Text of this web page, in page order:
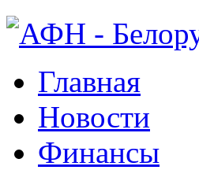
Главная
Новости
Финансы